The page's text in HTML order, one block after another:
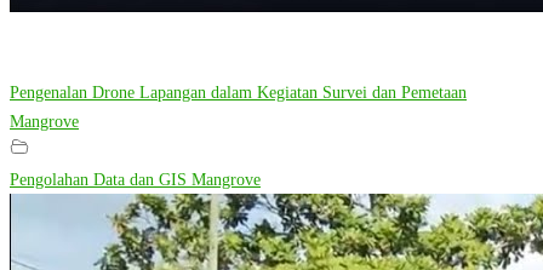
Pengenalan Drone Lapangan dalam Kegiatan Survei dan Pemetaan
Mangrove
Pengolahan Data dan GIS Mangrove